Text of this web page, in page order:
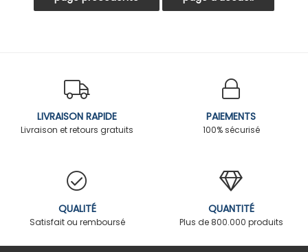
LIVRAISON RAPIDE
Livraison et retours gratuits
PAIEMENTS
100% sécurisé
QUALITÉ
Satisfait ou remboursé
QUANTITÉ
Plus de 800.000 produits